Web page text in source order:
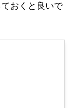
おくと良いで